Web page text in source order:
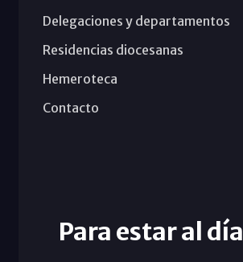
Delegaciones y departamentos
Residencias diocesanas
Hemeroteca
Contacto
Para estar al día